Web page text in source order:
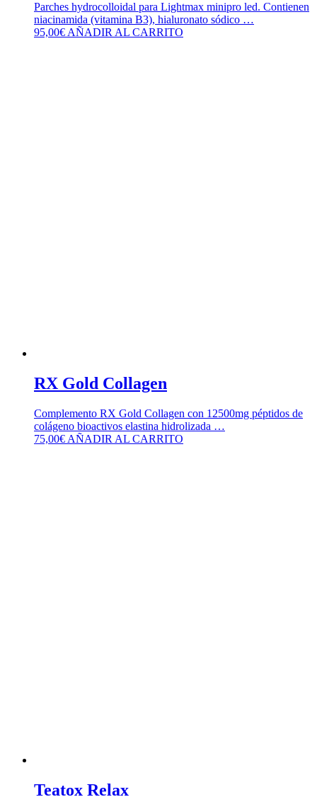
Parches hydrocolloidal para Lightmax minipro led. Contienen
niacinamida (vitamina B3), hialuronato sódico …
95,00€ AÑADIR AL CARRITO
RX Gold Collagen
Complemento RX Gold Collagen con 12500mg péptidos de
colágeno bioactivos elastina hidrolizada …
75,00€ AÑADIR AL CARRITO
Teatox Relax